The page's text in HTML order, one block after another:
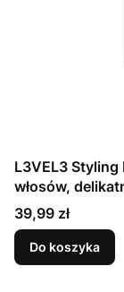
L3VEL3
włosów,
Cena
39,99 zł
Do koszyka